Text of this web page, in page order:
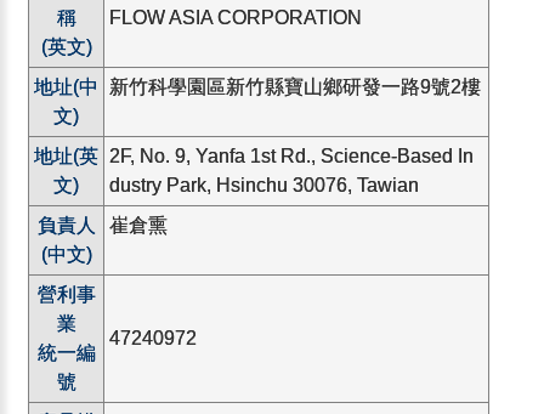
稱
(英文)
FLOW ASIA CORPORATION
地址(中
文)
新竹科學園區新竹縣寶山鄉研發一路9號2樓
地址(英
文)
2F, No. 9, Yanfa 1st Rd., Science-Based In
dustry Park, Hsinchu 30076, Tawian
負責人
(中文)
崔倉熏
營利事
業
統一編
號
47240972